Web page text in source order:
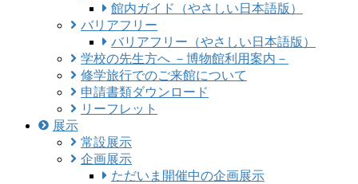
館内ガイド（やさしい日本語版）
バリアフリー
バリアフリー（やさしい日本語版）
学校の先生方へ －博物館利用案内－
修学旅行でのご来館について
申請書類ダウンロード
リーフレット
展示
常設展示
企画展示
ただいま開催中の企画展示